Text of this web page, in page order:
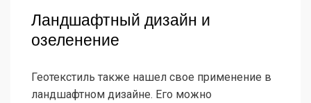
Ландшафтный дизайн и
озеленение
Геотекстиль также нашел свое применение в
ландшафтном дизайне. Его можно